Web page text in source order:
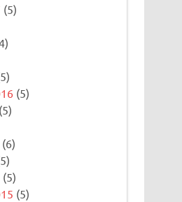
(5)
(5)
(5)
(6)
(5)
(5)